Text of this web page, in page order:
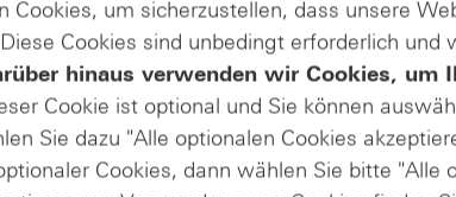
Cookies, um sicherzustellen, dass unsere
Cookies sind unbedingt erforderlich und
hinaus verwenden wir Cookies, um
Cookie ist optional und Sie können
Sie dazu "Alle optionalen Cookies
Cookies, dann wählen Sie bitte "Alle